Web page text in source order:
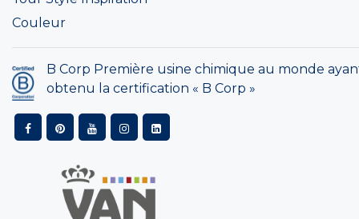
Couleur
B Corp Première usine chimique au monde
obtenu la certification « B Corp »